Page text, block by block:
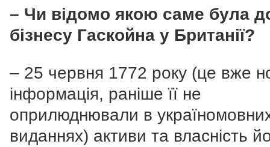
– Чи відомо якою саме була
бізнесу Гаскойна у Британії?
– 25 червня 1772 року (це вже
інформація, раніше її не
оприлюднювали в
виданнях) активи та власність